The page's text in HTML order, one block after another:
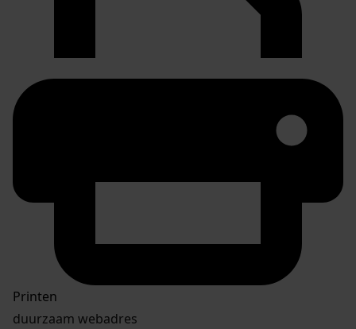
Printen
duurzaam webadres